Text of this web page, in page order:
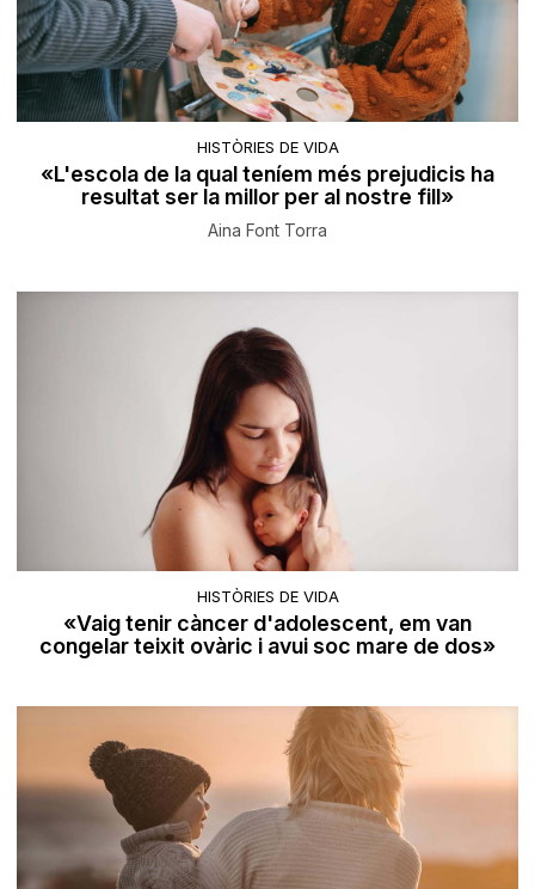
HISTÒRIES DE VIDA
«L'escola de la qual teníem més prejudicis ha
resultat ser la millor per al nostre fill»
Aina Font Torra
HISTÒRIES DE VIDA
«Vaig tenir càncer d'adolescent, em van
congelar teixit ovàric i avui soc mare de dos»